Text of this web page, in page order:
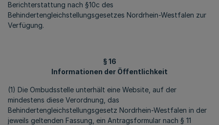
Berichterstattung nach §10c des
Behindertengleichstellungsgesetzes Nordrhein-Westfalen zur
Verfügung.
§ 16
Informationen der Öffentlichkeit
(1) Die Ombudsstelle unterhält eine Website, auf der
mindestens diese Verordnung, das
Behindertengleichstellungsgesetz Nordrhein-Westfalen in der
jeweils geltenden Fassung, ein Antragsformular nach § 11